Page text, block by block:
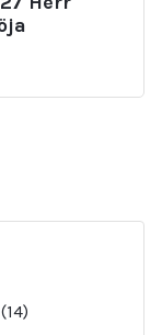
14
produkter